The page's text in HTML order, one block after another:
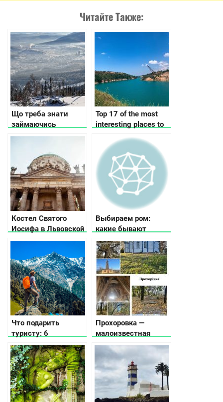
Читайте Также:
Що треба знати
займаючись
гірськолижним
Top 17 of the most
interesting places to
region.
Костел Святого
Иосифа в Львовской
области
Выбираем ром:
какие бывают
разновидности и
вкусы
Что подарить
туристу: 6
оригинальных идей
Прохоровка —
малоизвестная
жемчужина
Черкасской области,
что посмотреть